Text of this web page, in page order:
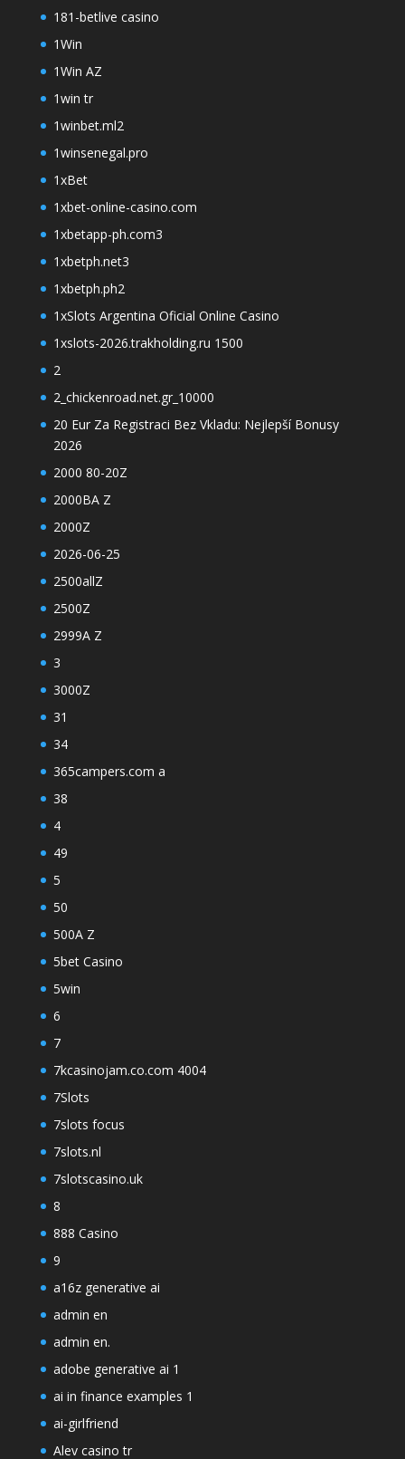
181-betlive casino
1Win
1Win AZ
1win tr
1winbet.ml2
1winsenegal.pro
1xBet
1xbet-online-casino.com
1xbetapp-ph.com3
1xbetph.net3
1xbetph.ph2
1xSlots Argentina Oficial Online Casino
1xslots-2026.trakholding.ru 1500
2
2_chickenroad.net.gr_10000
20 Eur Za Registraci Bez Vkladu: Nejlepší Bonusy
2026
2000 80-20Z
2000BA Z
2000Z
2026-06-25
2500allZ
2500Z
2999A Z
3
3000Z
31
34
365campers.com a
38
4
49
5
50
500A Z
5bet Casino
5win
6
7
7kcasinojam.co.com 4004
7Slots
7slots focus
7slots.nl
7slotscasino.uk
8
888 Casino
9
a16z generative ai
admin en
admin en.
adobe generative ai 1
ai in finance examples 1
ai-girlfriend
Alev casino tr